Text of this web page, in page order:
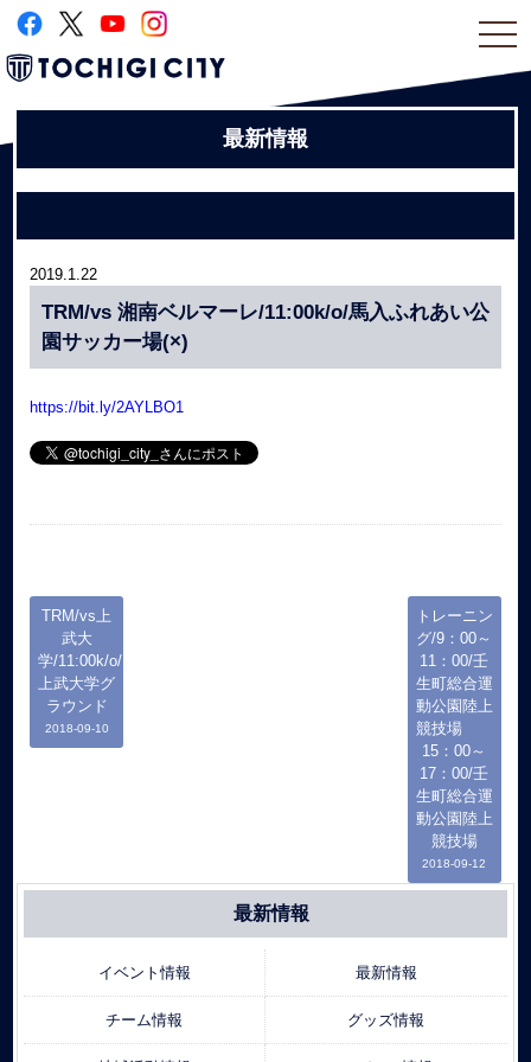
最新情報
2019.1.22
TRM/vs 湘南ベルマーレ/11:00k/o/馬入ふれあい公
園サッカー場(×)
https://bit.ly/2AYLBO1
TRM/vs上
武大
学/11:00k/o/
上武大学グ
ラウンド
2018-09-10
トレーニン
グ/9：00～
11：00/壬
生町総合運
動公園陸上
競技場
15：00～
17：00/壬
生町総合運
動公園陸上
競技場
2018-09-12
最新情報
イベント情報 最新情報
チーム情報 グッズ情報